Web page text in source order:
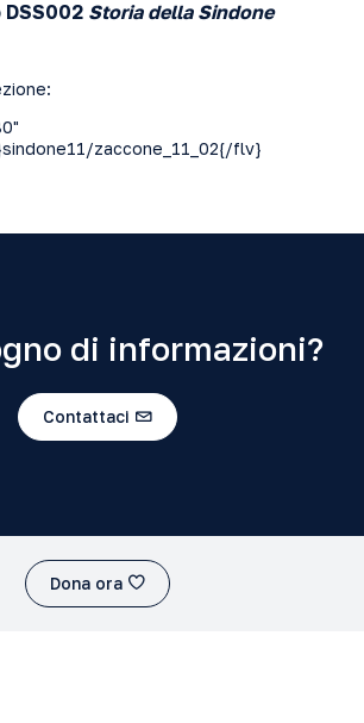
Storia della Sindone
zaccone_11_02{/flv}
di informazioni?
Contattaci
Dona ora